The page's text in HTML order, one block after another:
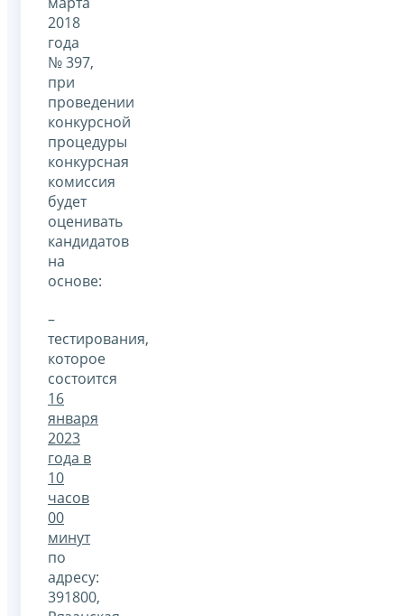
2018
года
№ 397,
при
проведении
конкурсной
процедуры
конкурсная
комиссия
будет
оценивать
кандидатов
на
основе:
–
тестирования,
которое
состоится
16
января
2023
года в
10
часов
00
минут
по
адресу:
391800,